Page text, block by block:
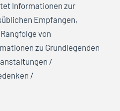
Informationen zur
Empfangen,
von
zu Grundlegenden
/
/